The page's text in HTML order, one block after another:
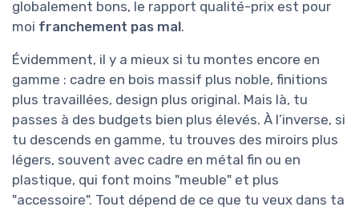
globalement bons, le rapport qualité-prix est pour
moi franchement pas mal.
Évidemment, il y a mieux si tu montes encore en
gamme : cadre en bois massif plus noble, finitions
plus travaillées, design plus original. Mais là, tu
passes à des budgets bien plus élevés. À l’inverse, si
tu descends en gamme, tu trouves des miroirs plus
légers, souvent avec cadre en métal fin ou en
plastique, qui font moins "meuble" et plus
"accessoire". Tout dépend de ce que tu veux dans ta